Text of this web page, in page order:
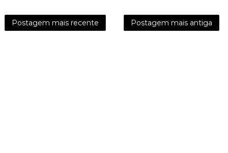
Postagem mais recente Postagem mais antiga